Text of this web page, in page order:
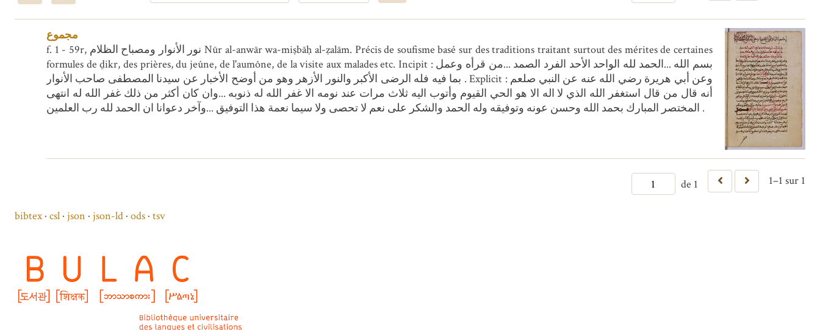
مجموع
f. 1 - 59r, نور الأنوار ومصباح الظلام Nūr al-anwār wa-miṣbāḥ al-ẓalām. Précis de soufisme basé sur des traditions traitant surtout des mérites de certaines
formules de ḏikr, des prières, du jeûne, de l'aumône, de la visite aux malades etc. Incipit : بسم الله ...الحمد لله الواحد الأحد الفرد الصمد ...من قرأه وعمل
بما فيه فله الرضى الأكبر والنور الأزهر وهو من أوضح الأخبار عن سيدنا المصطفى صاحب الأنوار . Explicit : وعن أبي هريرة رضي الله عنه عن النبي صلعم
أنه قال من قال استغفر الله الذي لا اله الا هو الحي القيوم وأتوب اليه ثلاث مرات عند نومه الا غفر الله له ذنوبه ...وان كان أكثر من ذلك غفر الله له انتهى
المختصر المبارك بحمد الله وحسن عونه وتوفيقه وله الحمد والشكر على نعم لا تحصى ولا سيما نعمة هذا التوفيق ...وآخر دعوانا ان الحمد لله رب العلمين .
de 1 1–1 sur 1
bibtex csl json json-ld ods tsv